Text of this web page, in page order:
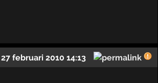
27 februari 2010 14:13